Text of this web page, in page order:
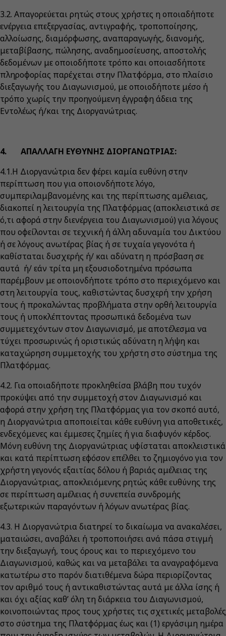
3.2. Απαγορεύεται ρητώς στους χρήστες η οποιαδήποτε
ενέργεια επεξεργασίας, αντιγραφής, τροποποίησης,
αλλοίωσης, διαμόρφωσης, αναπαραγωγής, διανομής,
μεταβίβασης, πώλησης, αναδημοσίευσης, αποστολής
δεδομένων με οποιοδήποτε τρόπο και οποιασδήποτε
πληροφορίας παρέχεται στην Πλατφόρμα, στο πλαίσιο
διεξαγωγής του Διαγωνισμού, με οποιοδήποτε μέσο ή
τρόπο χωρίς την προηγούμενη έγγραφη άδεια της
Εντολέως ή/και της Διοργανώτριας.
4. ΑΠΑΛΛΑΓΗ ΕΥΘΥΝΗΣ ΔΙΟΡΓΑΝΩΤΡΙΑΣ:
4.1.Η Διοργανώτρια δεν φέρει καμία ευθύνη στην
περίπτωση που για οποιονδήποτε λόγο,
συμπεριλαμβανομένης και της περίπτωσης αμέλειας,
διακοπεί η λειτουργία της Πλατφόρμας (αποκλειστικά σε
ό,τι αφορά στην διενέργεια του Διαγωνισμού) για λόγους
που οφείλονται σε τεχνική ή άλλη αδυναμία του Δικτύου
ή σε λόγους ανωτέρας βίας ή σε τυχαία γεγονότα ή
καθίσταται δυσχερής ή/ και αδύνατη η πρόσβαση σε
αυτά ή/ εάν τρίτα μη εξουσιοδοτημένα πρόσωπα
παρέμβουν με οποιονδήποτε τρόπο στο περιεχόμενο και
στη λειτουργία τους, καθιστώντας δυσχερή την χρήση
τους ή προκαλώντας προβλήματα στην ορθή λειτουργία
τους ή υποκλέπτοντας προσωπικά δεδομένα των
συμμετεχόντων στον Διαγωνισμό, με αποτέλεσμα να
τύχει προσωρινώς ή οριστικώς αδύνατη η λήψη και
καταχώρηση συμμετοχής του χρήστη στο σύστημα της
Πλατφόρμας.
4.2. Για οποιαδήποτε προκληθείσα βλάβη που τυχόν
προκύψει από την συμμετοχή στον Διαγωνισμό και
αφορά στην χρήση της Πλατφόρμας για τον σκοπό αυτό,
η Διοργανώτρια αποποιείται κάθε ευθύνη για αποθετικές,
ενδεχόμενες και έμμεσες ζημίες ή για διαφυγόν κέρδος.
Μόνη ευθύνη της Διοργανώτριας υφίσταται αποκλειστικά
και κατά περίπτωση εφόσον επέλθει το ζημιογόνο για τον
χρήστη γεγονός εξαιτίας δόλου ή βαριάς αμέλειας της
Διοργανώτριας, αποκλειόμενης ρητώς κάθε ευθύνης της
σε περίπτωση αμέλειας ή συνεπεία συνδρομής
εξωτερικών παραγόντων ή λόγων ανωτέρας βίας.
4.3. Η Διοργανώτρια διατηρεί το δικαίωμα να ανακαλέσει,
ματαιώσει, αναβάλει ή τροποποιήσει ανά πάσα στιγμή
την διεξαγωγή, τους όρους και το περιεχόμενο του
Διαγωνισμού, καθώς και να μεταβάλει τα αναγραφόμενα
κατωτέρω στο παρόν διατιθέμενα δώρα περιορίζοντας
τον αριθμό τους ή αντικαθιστώντας αυτά με άλλα ίσης ή
και όχι αξίας καθ’ όλη τη διάρκεια του Διαγωνισμού,
κοινοποιώντας προς τους χρήστες τις σχετικές μεταβολές
στο σύστημα της Πλατφόρμας έως και (1) εργάσιμη ημέρα